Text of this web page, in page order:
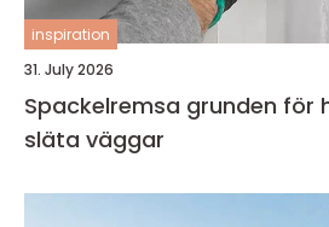
inspiration
31. July 2026
Spackelremsa grunden för hållbara och
släta väggar